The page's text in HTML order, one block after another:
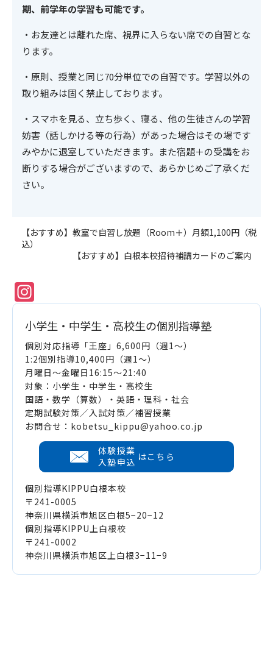
期、前学年の学習も可能です。
・お友達とは離れた席、視界に入らない席での自習とな
ります。
・原則、授業と同じ70分単位での自習です。学習以外の
取り組みは固く禁止しております。
・スマホを見る、立ち歩く、寝る、他の生徒さんの学習
妨害（話しかける等の行為）があった場合はその場です
みやかに退室していただきます。また宿題＋の受講をお
断りする場合がございますので、あらかじめご了承くだ
さい。
【おすすめ】教室で自習し放題（Room＋）月額1,100円（税
込）
【おすすめ】白根本校招待補講カードのご案内
小学生・中学生・高校生の個別指導塾
個別対応指導「王座」6,600円（週1～）
1:2個別指導10,400円（週1～）
月曜日～金曜日16:15～21:40
対象：小学生・中学生・高校生
国語・数学（算数）・英語・理科・社会
定期試験対策／入試対策／補習授業
お問合せ：kobetsu_kippu@yahoo.co.jp
体験授業
入塾申込 はこちら
個別指導KIPPU白根本校
〒241-0005
神奈川県横浜市旭区白根5−20−12
個別指導KIPPU上白根校
〒241-0002
神奈川県横浜市旭区上白根3−11−9